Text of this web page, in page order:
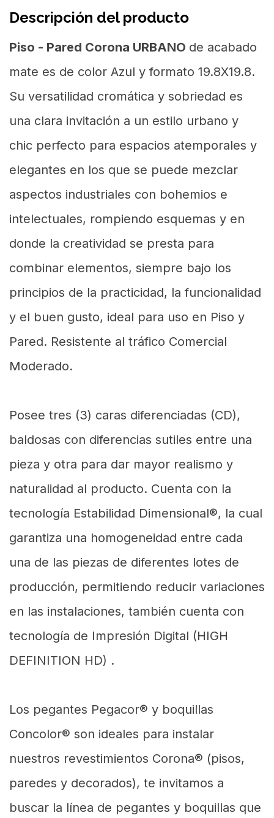
Descripción del producto
Piso - Pared Corona URBANO de acabado
mate es de color Azul y formato 19.8X19.8.
Su versatilidad cromática y sobriedad es
una clara invitación a un estilo urbano y
chic perfecto para espacios atemporales y
elegantes en los que se puede mezclar
aspectos industriales con bohemios e
intelectuales, rompiendo esquemas y en
donde la creatividad se presta para
combinar elementos, siempre bajo los
principios de la practicidad, la funcionalidad
y el buen gusto, ideal para uso en Piso y
Pared. Resistente al tráfico Comercial
Moderado.
Posee tres (3) caras diferenciadas (CD),
baldosas con diferencias sutiles entre una
pieza y otra para dar mayor realismo y
naturalidad al producto. Cuenta con la
tecnología Estabilidad Dimensional®, la cual
garantiza una homogeneidad entre cada
una de las piezas de diferentes lotes de
producción, permitiendo reducir variaciones
en las instalaciones, también cuenta con
tecnología de Impresión Digital (HIGH
DEFINITION HD) .
Los pegantes Pegacor® y boquillas
Concolor® son ideales para instalar
nuestros revestimientos Corona® (pisos,
paredes y decorados), te invitamos a
buscar la línea de pegantes y boquillas que